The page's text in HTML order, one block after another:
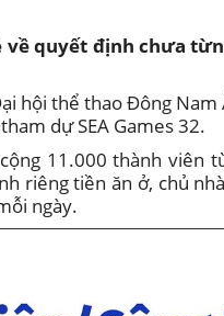
quyết định chưa
hội thể thao Đông Nam
dự SEA Games 32.
11.000 thành viên
riêng tiền ăn ở, chủ
ngày.